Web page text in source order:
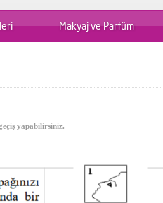
Makyaj ve Parfüm
yapabilirsiniz.